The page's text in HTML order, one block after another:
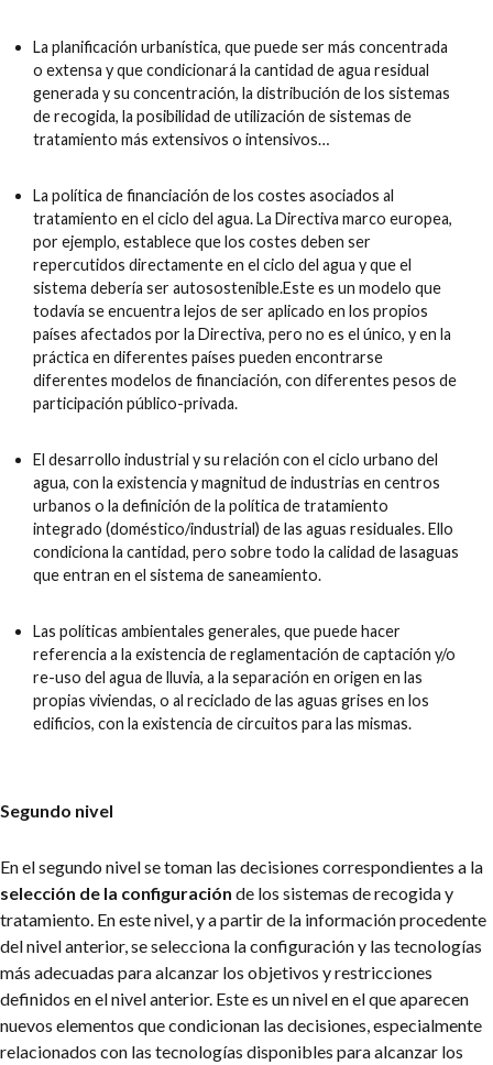
La planificación urbanística, que puede ser más concentrada
o extensa y que condicionará la cantidad de agua residual
generada y su concentración, la distribución de los sistemas
de recogida, la posibilidad de utilización de sistemas de
tratamiento más extensivos o intensivos…
La política de financiación de los costes asociados al
tratamiento en el ciclo del agua. La Directiva marco europea,
por ejemplo, establece que los costes deben ser
repercutidos directamente en el ciclo del agua y que el
sistema debería ser autosostenible.Este es un modelo que
todavía se encuentra lejos de ser aplicado en los propios
países afectados por la Directiva, pero no es el único, y en la
práctica en diferentes países pueden encontrarse
diferentes modelos de financiación, con diferentes pesos de
participación público-privada.
El desarrollo industrial y su relación con el ciclo urbano del
agua, con la existencia y magnitud de industrias en centros
urbanos o la definición de la política de tratamiento
integrado (doméstico/industrial) de las aguas residuales. Ello
condiciona la cantidad, pero sobre todo la calidad de lasaguas
que entran en el sistema de saneamiento.
Las políticas ambientales generales, que puede hacer
referencia a la existencia de reglamentación de captación y/o
re-uso del agua de lluvia, a la separación en origen en las
propias viviendas, o al reciclado de las aguas grises en los
edificios, con la existencia de circuitos para las mismas.
Segundo nivel
En el segundo nivel se toman las decisiones correspondientes a la
selección de la configuración de los sistemas de recogida y
tratamiento. En este nivel, y a partir de la información procedente
del nivel anterior, se selecciona la configuración y las tecnologías
más adecuadas para alcanzar los objetivos y restricciones
definidos en el nivel anterior. Este es un nivel en el que aparecen
nuevos elementos que condicionan las decisiones, especialmente
relacionados con las tecnologías disponibles para alcanzar los